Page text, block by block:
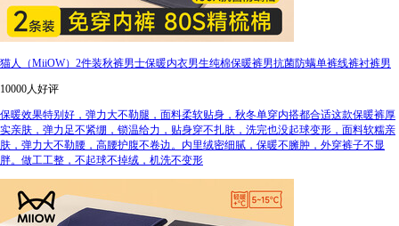
猫人（MiiOW）2件装秋裤男士保暖内衣男生纯棉保暖裤男抗菌防螨单裤线裤衬裤男
10000人好评
保暖效果特别好，弹力大不勒腿，面料柔软贴身，秋冬单穿内搭都合适这款保暖裤厚
实亲肤，弹力足不紧绷，锁温给力，贴身穿不扎肤，洗完也没起球变形，面料软糯亲
肤，弹力大不勒腰，高腰护腹不卷边。内里绒密细腻，保暖不臃肿，外穿裤子不显
胖。做工工整，不起球不掉绒，机洗不变形